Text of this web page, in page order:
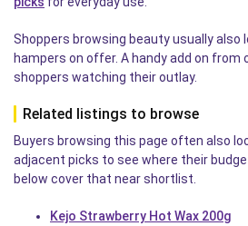
Shoppers browsing beauty usually also
hampers on offer. A handy add on from
shoppers watching their outlay.
Related listings to browse
Buyers browsing this page often also
adjacent picks to see where their
below cover that near shortlist.
Kejo Strawberry Hot Wax 200g